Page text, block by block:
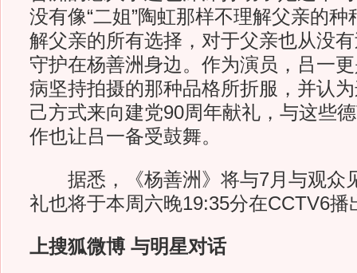
没有像“二姐”陶虹那样不理解父亲的
解父亲的所有选择，对于父亲也从没
守护在杨善洲身边。作为演员，吕一
病坚持拍摄的那种品格所折服，并认
己方式来向建党90周年献礼，与这些
作也让吕一备受鼓舞。
据悉，《杨善洲》将与7月与观众
礼也将于本周六晚19:35分在CCTV6播
上搜狐微博 与明星对话